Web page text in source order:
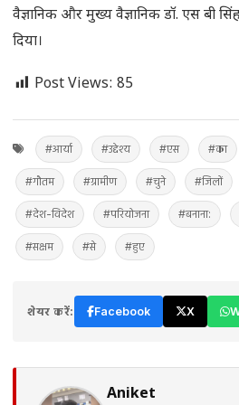
वैज्ञानिक और मुख्य वैज्ञानिक डॉ. एस बी
दिया।
Post Views: 85
#आर्या #उद्देश्य #एस #का
#गौतम #ग्रामीण #चुने #जिलों
#देश-विदेश #परियोजना #बनाना:
#सक्षम #से #हुए
शेयर करें: Facebook X
Aniket